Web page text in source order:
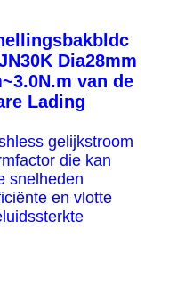
Dia28mm
van de
Lading
gelijkstroom
die kan
snelheden
en vlotte